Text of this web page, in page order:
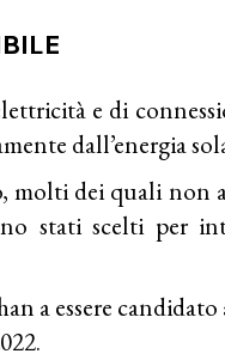
e di
dall’energia
molti dei quali non
stati scelti per
a essere